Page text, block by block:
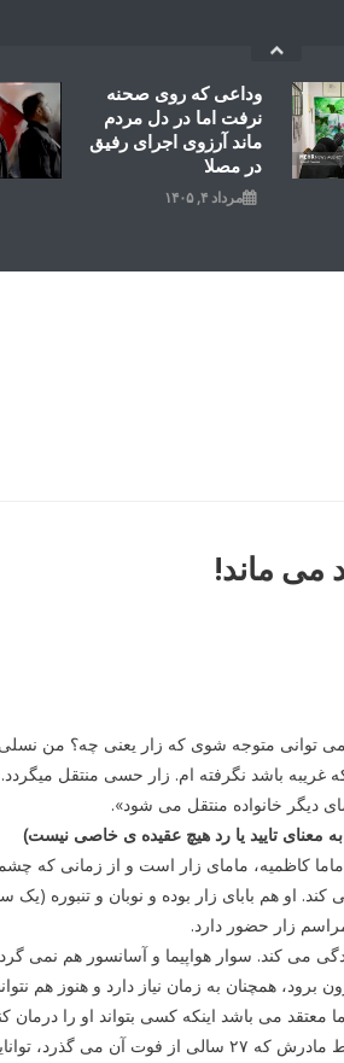
وداعی که روی صحنه
نرفت اما در دل مردم
ماند آرزوی اجرای رفیق
در مصلا
مرداد ۴, ۱۴۰۵
می ماند!
توانی متوجه شوی که زار یعنی چه؟ من نسلی
باشد نگرفته ام. زار حسی منتقل
دیگر خانواده منتقل می شود».
معنای تایید یا رد هیچ عقیده ی خاصی نیست)
او هم بابای زار بوده و نوبان و تنبوره
زار حضور دارد.
زندگی می کند. سوار هواپیما و آسانسور
برود، همچنان به زمان نیاز دارد و هنوز هم
معتقد می باشد اینکه کسی بتواند او را
درمان کند. او معتقد می باشد فقط مادرش که